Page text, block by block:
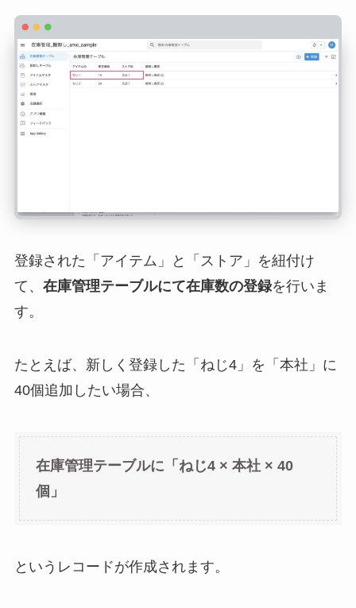
登録された「アイテム」と「ストア」を紐付け
て、 在庫管理テーブルにて在庫数の登録を行いま
す。
たとえば、新しく登録した「ねじ4」を「本社」に
40個追加したい場合、
在庫管理テーブルに「ねじ4 × 本社 × 40
個」
というレコードが作成されます。